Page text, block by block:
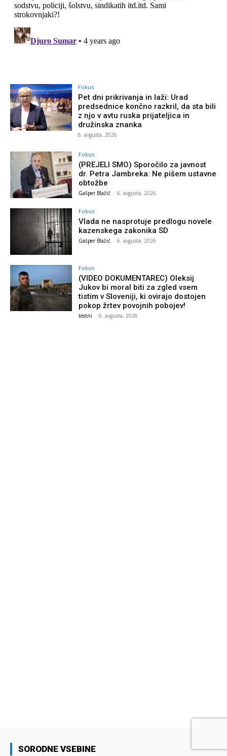
Fokus
Pet dni prikrivanja in laži: Urad
predsednice končno razkril, da sta bili
z njo v avtu ruska prijateljica in
družinska znanka
6. avgusta, 2026
Fokus
(PREJELI SMO) Sporočilo za javnost
dr. Petra Jambreka: Ne pišem ustavne
obtožbe
Gašper Blažič - 6. avgusta, 2026
Fokus
Vlada ne nasprotuje predlogu novele
kazenskega zakonika SD
Gašper Blažič - 6. avgusta, 2026
Fokus
(VIDEO DOKUMENTAREC) Oleksij
Jukov bi moral biti za zgled vsem
tistim v Sloveniji, ki ovirajo dostojen
pokop žrtev povojnih pobojev!
testni - 6. avgusta, 2026
SORODNE VSEBINE